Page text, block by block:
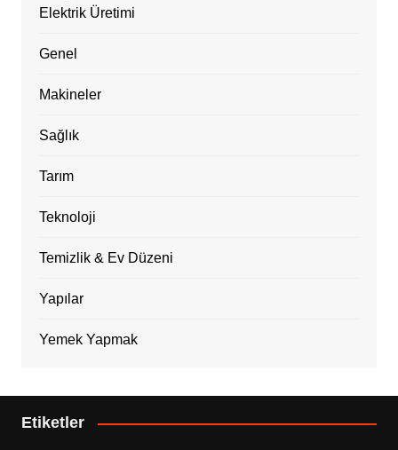
Elektrik Üretimi
Genel
Makineler
Sağlık
Tarım
Teknoloji
Temizlik & Ev Düzeni
Yapılar
Yemek Yapmak
Etiketler